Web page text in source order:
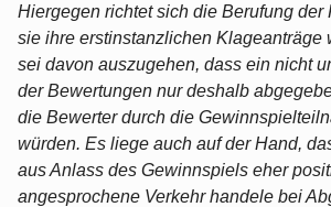
Hiergegen richtet sich die Berufung der
sie ihre erstinstanzlichen Klageanträge
sei davon auszugehen, dass ein nicht
der Bewertungen nur deshalb
die Bewerter durch die
würden. Es liege auch auf der Hand,
aus Anlass des Gewinnspiels eher
angesprochene Verkehr handele bei